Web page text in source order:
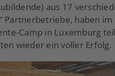
aus 17
Partnerbetriebe, haben
Camp in Luxemburg
wieder ein voller Erfolg.